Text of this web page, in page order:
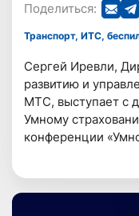
Поделиться:
Транспорт, ИТС,
Сергей Иревли,
развитию и
МТС, выступает с
Умному
конференции